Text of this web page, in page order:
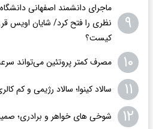
۹
ماجرای دانشمند اصفهانی
کیست؟
۱۰ مصرف کمتر پروتئین می‌تواند
۱۱ سالاد کینوا؛ سالاد رژیمی و کم
۱۲ شوخی های خواهر و برادری؛